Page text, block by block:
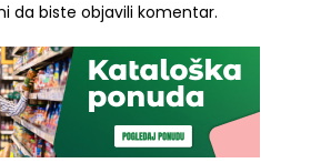
da biste objavili komentar.